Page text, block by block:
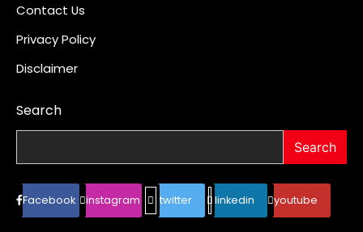
Contact Us
Privacy Policy
Disclaimer
Search
Search
Facebook instagram twitter linkedin youtube